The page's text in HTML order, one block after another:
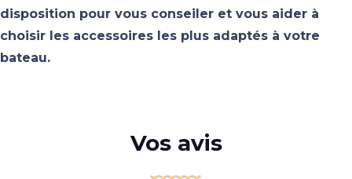
disposition pour vous conseiler et vous aider à
choisir les accessoires les plus adaptés à votre
bateau.
Vos avis